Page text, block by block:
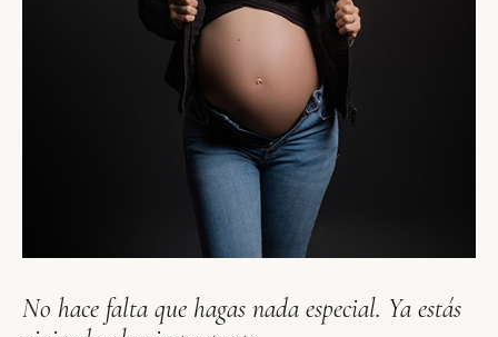
No hace falta que hagas nada especial. Ya estás